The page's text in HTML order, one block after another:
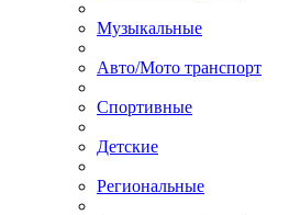
Музыкальные
Авто/Мото транспорт
Спортивные
Детские
Региональные